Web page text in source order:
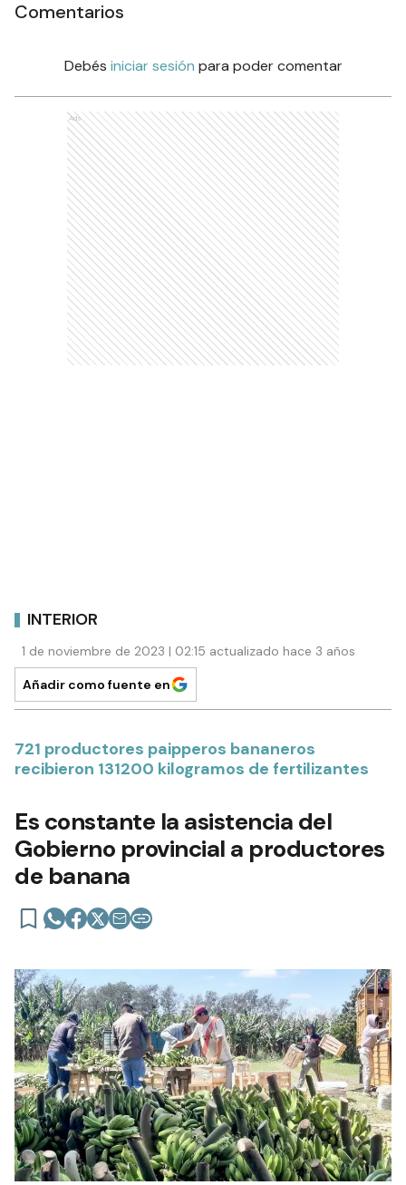
Comentarios
Debés iniciar sesión para poder comentar
Ads
INTERIOR
1 de noviembre de 2023 | 02:15 actualizado hace 3 años
Añadir como fuente en
721 productores paipperos bananeros
recibieron 131200 kilogramos de fertilizantes
Es constante la asistencia del
Gobierno provincial a productores
de banana